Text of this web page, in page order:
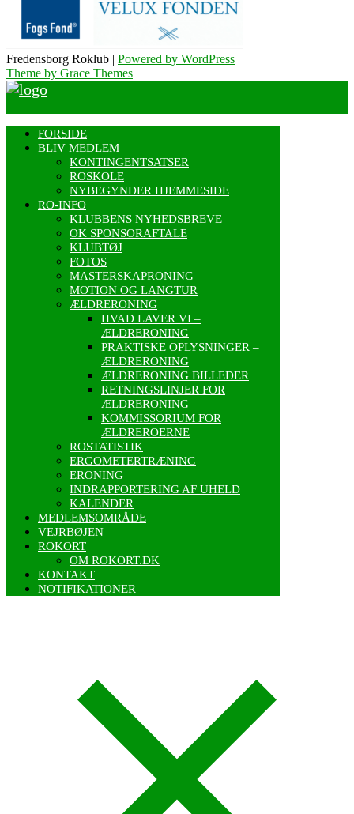
Fredensborg Roklub | Powered by WordPress
Theme by Grace Themes
FORSIDE
BLIV MEDLEM
KONTINGENTSATSER
ROSKOLE
NYBEGYNDER HJEMMESIDE
RO-INFO
KLUBBENS NYHEDSBREVE
OK SPONSORAFTALE
KLUBTØJ
FOTOS
MASTERSKAPRONING
MOTION OG LANGTUR
ÆLDRERONING
HVAD LAVER VI –
ÆLDRERONING
PRAKTISKE OPLYSNINGER –
ÆLDRERONING
ÆLDRERONING BILLEDER
RETNINGSLINJER FOR
ÆLDRERONING
KOMMISSORIUM FOR
ÆLDREROERNE
ROSTATISTIK
ERGOMETERTRÆNING
ERONING
INDRAPPORTERING AF UHELD
KALENDER
MEDLEMSOMRÅDE
VEJRBØJEN
ROKORT
OM ROKORT.DK
KONTAKT
NOTIFIKATIONER